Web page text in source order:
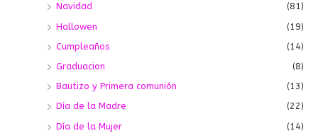
Navidad
(81)
Hallowen
(19)
Cumpleaños
(14)
Graduacion
(8)
Bautizo y Primera comunión
(13)
Día de la Madre
(22)
Día de la Mujer
(14)